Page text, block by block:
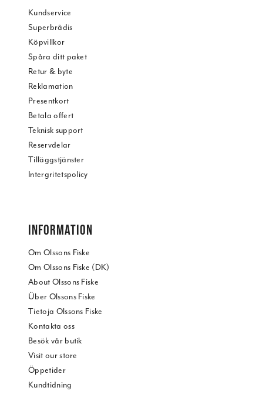
Kundservice
Superbrådis
Köpvillkor
Spåra ditt paket
Retur & byte
Reklamation
Presentkort
Betala offert
Teknisk support
Reservdelar
Tilläggstjänster
Intergritetspolicy
INFORMATION
Om Olssons Fiske
Om Olssons Fiske (DK)
About Olssons Fiske
Über Olssons Fiske
Tietoja Olssons Fiske
Kontakta oss
Besök vår butik
Visit our store
Öppetider
Kundtidning